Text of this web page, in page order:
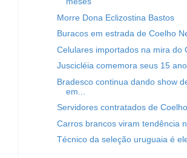
Morre Dona Eclizostina Bastos
Buracos em estrada de Coelho
Celulares importados na mira do
Juscicléia comemora seus 15
Bradesco continua dando show
em...
Servidores contratados de
Carros brancos viram tendência
Técnico da seleção uruguaia é